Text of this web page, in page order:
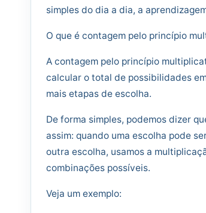
simples do dia a dia, a
O que é contagem pelo princípio
A contagem pelo princípio
calcular o total de possibilidades
mais etapas de escolha.
De forma simples, podemos dizer
assim: quando uma escolha pode
outra escolha, usamos a
combinações possíveis.
Veja um exemplo: